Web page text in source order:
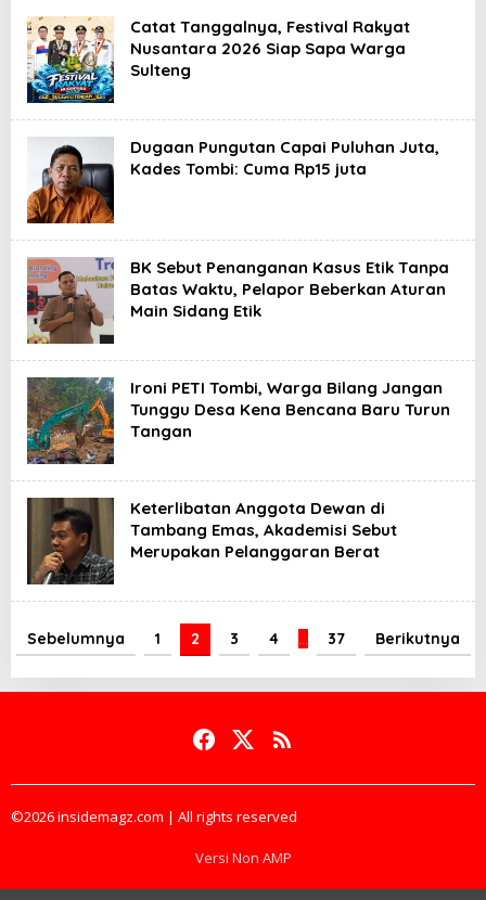
Catat Tanggalnya, Festival Rakyat
Nusantara 2026 Siap Sapa Warga
Sulteng
Dugaan Pungutan Capai Puluhan Juta,
Kades Tombi: Cuma Rp15 juta
BK Sebut Penanganan Kasus Etik Tanpa
Batas Waktu, Pelapor Beberkan Aturan
Main Sidang Etik
Ironi PETI Tombi, Warga Bilang Jangan
Tunggu Desa Kena Bencana Baru Turun
Tangan
Keterlibatan Anggota Dewan di
Tambang Emas, Akademisi Sebut
Merupakan Pelanggaran Berat
Sebelumnya 1 2 3 4 … 37 Berikutnya
©2026 insidemagz.com | All rights reserved
Versi Non AMP